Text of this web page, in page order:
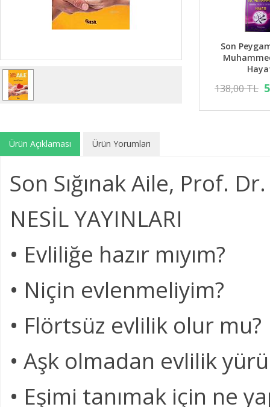
Son
138,00 TL
Ürün Açıklaması Ürün Yorumları
Son Sığınak Aile, Prof.
NESİL YAYINLARI
• Evliliğe hazır mıyım?
• Niçin evlenmeliyim?
• Flörtsüz evlilik olur mu?
• Aşk olmadan evlilik
• Eşimi tanımak için ne